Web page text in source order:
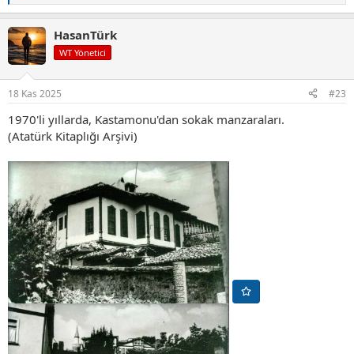
e
k
i
l
:
HasanTürk
WT Yönetici
18 Kas 2025 #23
1970'li yıllarda, Kastamonu'dan sokak manzaraları.
(Atatürk Kitaplığı Arşivi)